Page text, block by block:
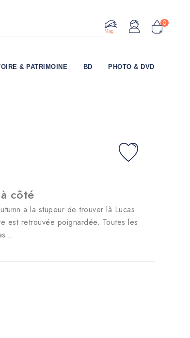
0
Le Mag
& PATRIMOINE BD PHOTO & DVD
côté
a la stupeur de trouver là Lucas
est retrouvée poignardée. Toutes les